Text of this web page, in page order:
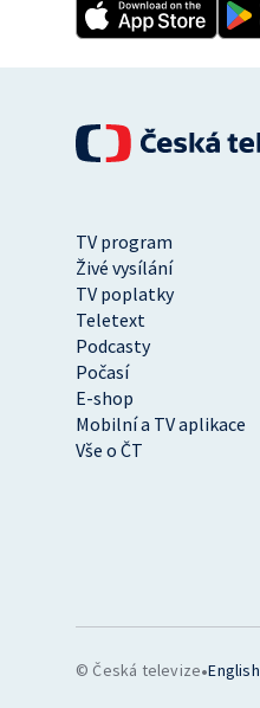
TV program
Živé vysílání
TV poplatky
Teletext
Podcasty
Počasí
E-shop
Mobilní a TV aplikace
Vše o ČT
© Česká televize•English